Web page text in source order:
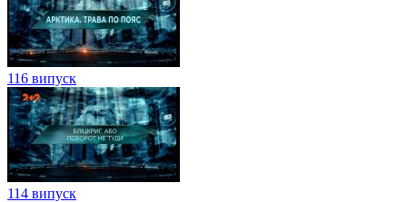
116 випуск
114 випуск